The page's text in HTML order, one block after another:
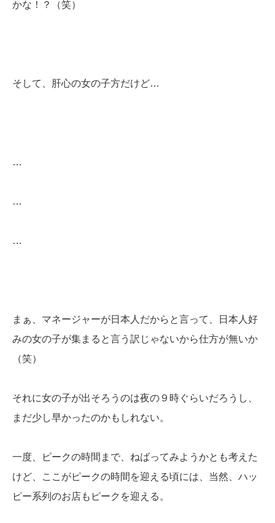
かな！？（笑）
そして、肝心の女の子方だけど…
…
…
…
まぁ、マネージャーが日本人だからと言って、日本人好
みの女の子が集まると言う訳じゃないから仕方が無いか
（笑）
それに女の子が出そろうのは夜の９時ぐらいだろうし、
まだ少し早かったのかもしれない。
一度、ピークの時間まで、ねばってみようかとも考えた
けど、ここがピークの時間を迎える頃には、当然、ハッ
ピー系列のお店もピークを迎える。